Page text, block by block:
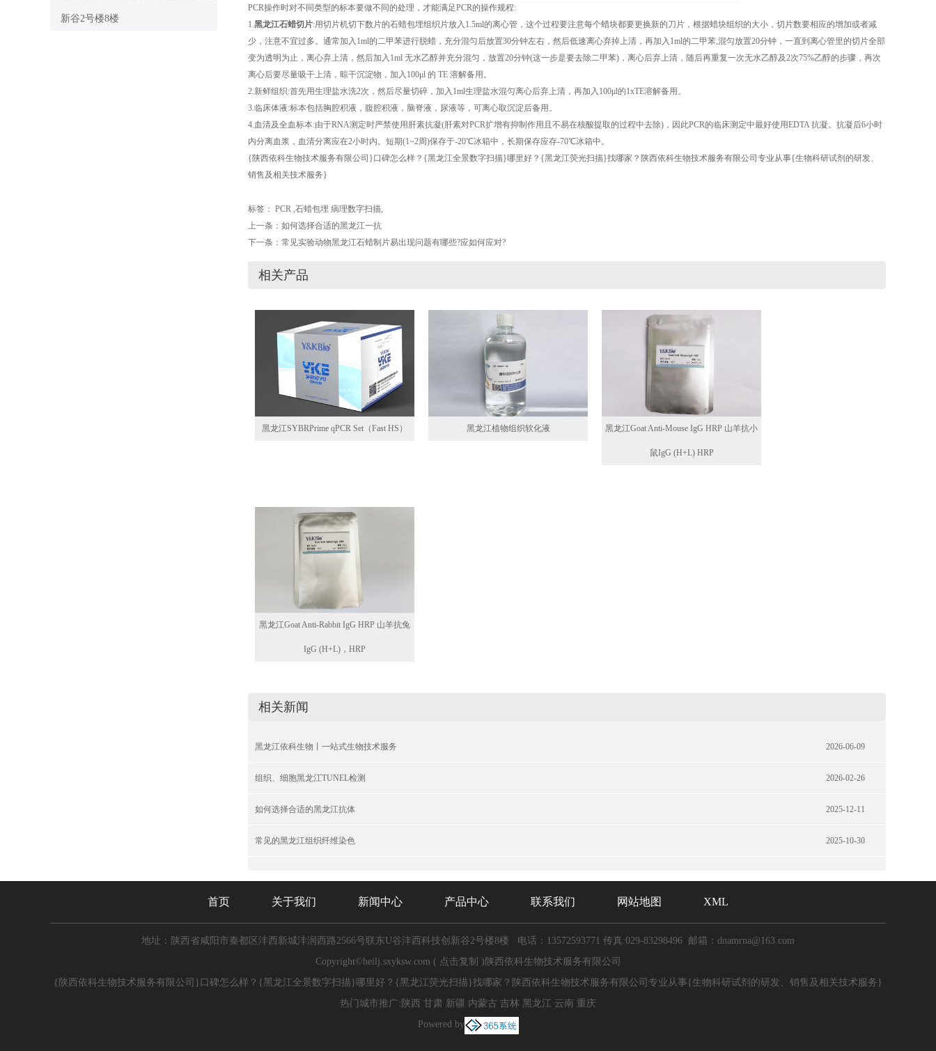
新谷2号楼8楼
PCR操作时对不同类型的标本要做不同的处理，才能满足PCR的操作规程:
1.黑龙江石蜡切片:用切片机切下数片的石蜡包埋组织片放入1.5ml的离心管，这个过程要注意每个蜡块都要更换新的刀片，根据蜡块组织的大小，切片数要相应的增加或者减
少，注意不宜过多。通常加入1ml的二甲苯进行脱蜡，充分混匀后放置30分钟左右，然后低速离心弃掉上清，再加入1ml的二甲苯,混匀放置20分钟，一直到离心管里的切片全部
变为透明为止，离心弃上清，然后加入1ml 无水乙醇并充分混匀，放置20分钟(这一步是要去除二甲苯)，离心后弃上清，随后再重复一次无水乙醇及2次75%乙醇的步骤，再次
离心后要尽量吸干上清，晾干沉淀物，加入100μl 的 TE 溶解备用。
2.新鲜组织:首先用生理盐水洗2次，然后尽量切碎，加入1ml生理盐水混匀离心后弃上清，再加入100μl的1xTE溶解备用。
3.临床体液:标本包括胸腔积液，腹腔积液，脑脊液，尿液等，可离心取沉淀后备用。
4.血清及全血标本:由于RNA测定时严禁使用肝素抗凝(肝素对PCR扩增有抑制作用且不易在核酸提取的过程中去除)，因此PCR的临床测定中最好使用EDTA 抗凝。抗凝后6小时
内分离血浆，血清分离应在2小时内。短期(1~2周)保存于-20℃冰箱中，长期保存应存-70℃冰箱中。
{陕西依科生物技术服务有限公司}口碑怎么样？{黑龙江全景数字扫描}哪里好？{黑龙江荧光扫描}找哪家？陕西依科生物技术服务有限公司专业从事{生物科研试剂的研发、
销售及相关技术服务}
标签： PCR ,石蜡包埋 病理数字扫描,
上一条： 如何选择合适的黑龙江一抗
下一条： 常见实验动物黑龙江石蜡制片易出现问题有哪些?应如何应对?
相关产品
黑龙江SYBRPrime qPCR Set（Fast HS） 黑龙江植物组织软化液 黑龙江Goat Anti-Mouse IgG HRP 山羊抗小
鼠IgG (H+L) HRP
黑龙江Goat Anti-Rabbit IgG HRP 山羊抗兔
IgG (H+L)，HRP
相关新闻
黑龙江依科生物丨一站式生物技术服务 2026-06-09
组织、细胞黑龙江TUNEL检测 2026-02-26
如何选择合适的黑龙江抗体 2025-12-11
常见的黑龙江组织纤维染色 2025-10-30
首页 关于我们 新闻中心 产品中心 联系我们 网站地图 XML
地址：陕西省咸阳市秦都区沣西新城沣润西路2566号联东U谷沣西科技创新谷2号楼8楼 电话：13572593771 传真:029-83298496 邮箱：dnamrna@163.com
Copyright© heilj.sxyksw.com ( 点击复制 )陕西依科生物技术服务有限公司
{陕西依科生物技术服务有限公司}口碑怎么样？{黑龙江全景数字扫描}哪里好？{黑龙江荧光扫描}找哪家？陕西依科生物技术服务有限公司专业从事{生物科研试剂的研发、销售及相关技术服务}
热门城市推广: 陕西 甘肃 新疆 内蒙古 吉林 黑龙江 云南 重庆
Powered by